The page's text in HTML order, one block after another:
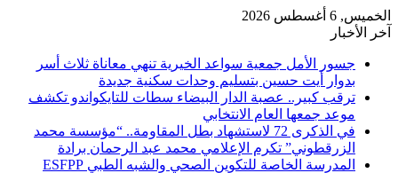
الخميس, 6 أغسطس 2026
آخر الأخبار
​جسور الأمل جمعية سواعد الخيرية تنهي معاناة ثلاث أسر
بدوار أيت حسين بتسليم وحدات سكنية جديدة
ترقب كبير.. عصبة الدار البيضاء سطات للتايكواندو تكشف
موعد جمعها العام الانتخابي
في الذكرى 72 لاستشهاد بطل المقاومة.. “مؤسسة محمد
الزرقطوني” تكرم الإعلامي محمد عبد الرحمان برادة
المدرسة الخاصة للتكوين الصحي والشبه الطبي ESFPP